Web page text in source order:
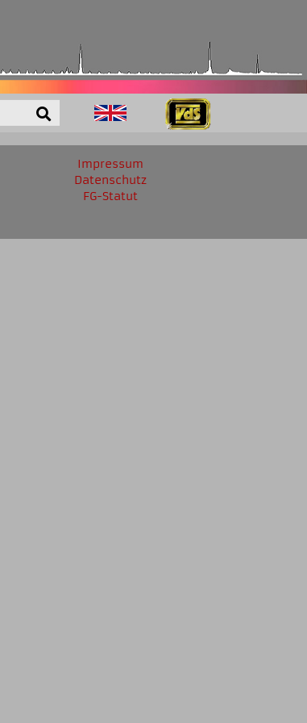
Impressum
Datenschutz
FG-Statut